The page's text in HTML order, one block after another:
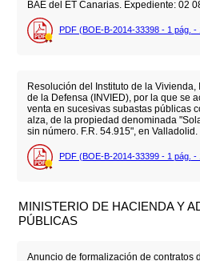
BAE del ET Canarias. Expediente: 02
PDF (BOE-B-2014-33398 - 1 pág. -
Resolución del Instituto de la
de la Defensa (INVIED), por la que se
venta en sucesivas subastas públicas
alza, de la propiedad denominada
sin número. F.R. 54.915", en Valladolid.
PDF (BOE-B-2014-33399 - 1 pág. -
MINISTERIO DE HACIENDA Y
PÚBLICAS
Anuncio de formalización de contratos